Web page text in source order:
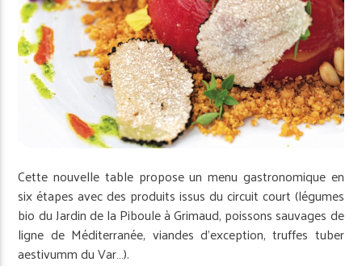
Cette nouvelle table propose un menu gastronomique en
six étapes avec des produits issus du circuit court (légumes
bio du Jardin de la Piboule à Grimaud, poissons sauvages de
ligne de Méditerranée, viandes d’exception, truffes tuber
aestivumm du Var…).